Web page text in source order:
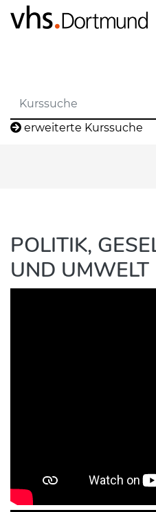
erweiterte Kurssuche
POLITIK,
UND UMWELT